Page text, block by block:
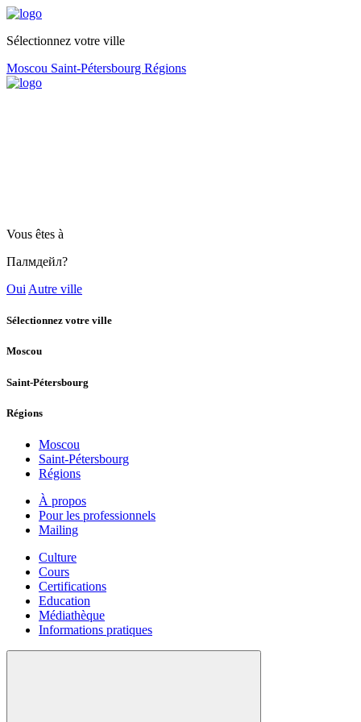
Sélectionnez votre ville
Moscou Saint-Pétersbourg Régions
Vous êtes à
Палмдейл?
Oui Autre ville
Sélectionnez votre ville
Moscou
Saint-Pétersbourg
Régions
Moscou
Saint-Pétersbourg
Régions
À propos
Pour les professionnels
Mailing
Culture
Cours
Certifications
Education
Médiathèque
Informations pratiques